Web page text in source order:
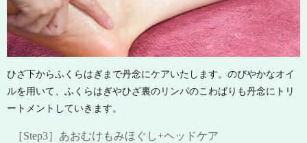
ひざ下からふくらはぎまで丹念にケアいたします。のびやかなオイ
ルを用いて、ふくらはぎやひざ裏のリンパのこわばりも丹念にトリ
ートメントしていきます。
［Step3］あおむけもみほぐし+ヘッドケア